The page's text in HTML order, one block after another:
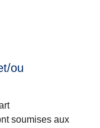
ou
soumises aux